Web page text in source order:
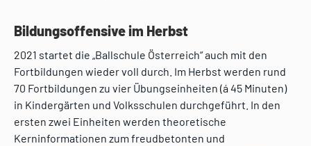
Bildungsoffensive im Herbst
2021 startet die „Ballschule Österreich“ auch mit den
Fortbildungen wieder voll durch. Im Herbst werden rund
70 Fortbildungen zu vier Übungseinheiten (á 45 Minuten)
in Kindergärten und Volksschulen durchgeführt. In den
ersten zwei Einheiten werden theoretische
Kerninformationen zum freudbetonten und